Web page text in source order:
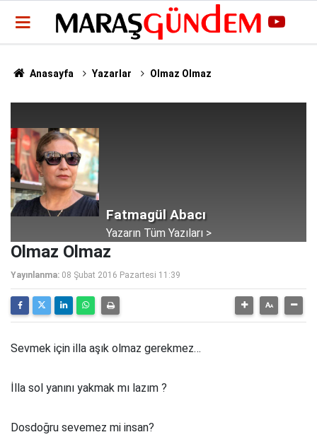
Anasayfa Yazarlar Olmaz Olmaz
Fatmagül Abacı
Yazarın Tüm Yazıları >
Olmaz Olmaz
Yayınlanma: 08 Şubat 2016 Pazartesi 11:39
Sevmek için illa aşık olmaz gerekmez…
İlla sol yanını yakmak mı lazım ?
Dosdoğru sevemez mi insan?